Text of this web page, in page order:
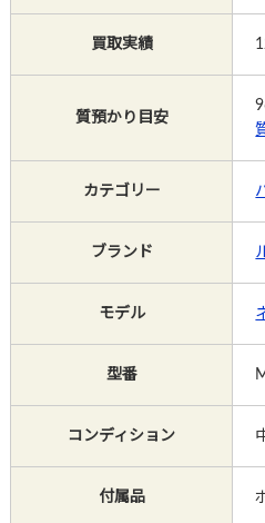
買取実績
質預かり目安
カテゴリー
ブランド
モデル
型番
コンディション
付属品